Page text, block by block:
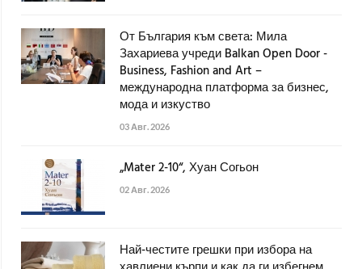
От България към света: Мила
Захариева учреди Balkan Open Door -
Business, Fashion and Art –
международна платформа за бизнес,
мода и изкуство
03 Авг. 2026
„Mater 2-10“, Хуан Согьон
02 Авг. 2026
Най-честите грешки при избора на